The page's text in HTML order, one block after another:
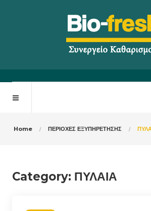
Home ΠΕΡΙΟΧΕΣ ΕΞΥΠΗΡΕΤΗΣΗΣ
Category: ΠΥΛΑΙΑ